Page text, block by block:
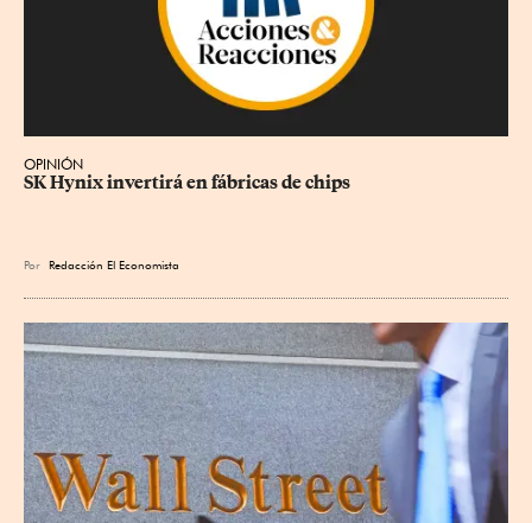
OPINIÓN
SK Hynix invertirá en fábricas de chips
Por Redacción El Economista